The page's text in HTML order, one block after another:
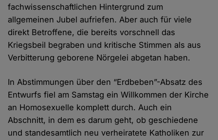
fachwissenschaftlichen Hintergrund zum
allgemeinen Jubel aufriefen. Aber auch für viele
direkt Betroffene, die bereits vorschnell das
Kriegsbeil begraben und kritische Stimmen als aus
Verbitterung geborene Nörgelei abgetan haben.
In Abstimmungen über den “Erdbeben”-Absatz des
Entwurfs fiel am Samstag ein Willkommen der Kirche
an Homosexuelle komplett durch. Auch ein
Abschnitt, in dem es darum geht, ob geschiedene
und standesamtlich neu verheiratete Katholiken zur